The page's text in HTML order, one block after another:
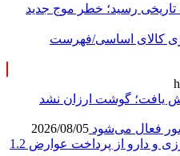
رسید؛ خطر موج جدید
کالای اساسی/فهرست
فعال می‌شود 2026/08/05
معافیت 199 کالای اساسی کشاورزی و دارو از پرداخت عوارض 1.2